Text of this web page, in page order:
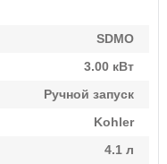
SDMO
3.00 кВт
Ручной запуск
Kohler
4.1 л